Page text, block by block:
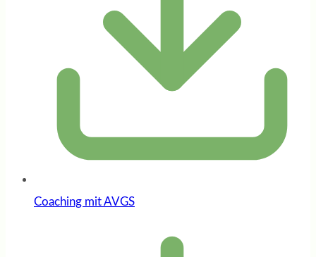
Coaching mit AVGS